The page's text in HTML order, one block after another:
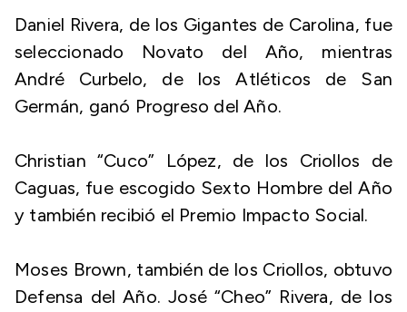
Daniel Rivera, de los Gigantes de Carolina, fue
seleccionado Novato del Año, mientras
André Curbelo, de los Atléticos de San
Germán, ganó Progreso del Año.
Christian “Cuco” López, de los Criollos de
Caguas, fue escogido Sexto Hombre del Año
y también recibió el Premio Impacto Social.
Moses Brown, también de los Criollos, obtuvo
Defensa del Año. José “Cheo” Rivera, de los